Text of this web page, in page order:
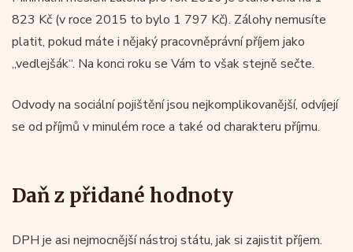
823 Kč (v roce 2015 to bylo 1 797 Kč). Zálohy nemusíte
platit, pokud máte i nějaký pracovněprávní příjem jako
„vedlejšák“. Na konci roku se Vám to však stejně sečte.
Odvody na sociální pojištění jsou nejkomplikovanější, odvíjejí
se od příjmů v minulém roce a také od charakteru příjmu.
Daň z přidané hodnoty
DPH je asi nejmocnější nástroj státu, jak si zajistit příjem.